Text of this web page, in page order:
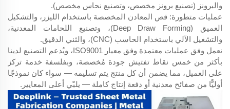
والبرونز (تصنيع برونز مخصص، وتصنيع نحاس مخصص).
عمليات متطورة: قص المعادن المخصصة باستخدام الليزر، والتشكيل
العميق (Deep Draw Forming)، وتصنيع اللحامات المعدنية،
والتشغيل الآلي باستخدام الحاسب (CNC)، والثني الدقيق.
نعمل وفق عمليات معتمدة وفق معيار ISO9001، ويُدعم التصنيع لدينا
بأكثر من خمس نقاط تفتيش جودة مُخصصة، وبفلسفة خدمة تركز
على العميل، مما يضمن أن كل منتج يتم تسليمه — سواء كان نموذجًا
أوليًّا من صفائح معدنية أو دفعة إنتاج كاملة — يلبّي أعلى المعايير.